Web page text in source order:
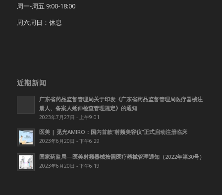
周一-周五 9:00-18:00
周六周日：休息
近期新闻
广东省药品监督管理局关于印发《广东省药品监督管理局医疗器械注
册人、备案人延伸检查管理规定》的通知
2023年7月27日 - 上午9:01
医美 | 觅光AMIRO：国内首款”射频美容仪”正式启动注册临床
2023年6月20日 - 下午6:29
国家药监局—医美射频器械按照医疗器械管理通知（2022年第30号）
2023年6月20日 - 下午6:19